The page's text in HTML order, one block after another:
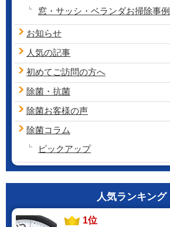
窓・サッシ・ベランダお掃除事例
お知らせ
人気の記事
初めてご訪問の方へ
除菌・抗菌
除菌お客様の声
除菌コラム
ピックアップ
人気ランキング
1位